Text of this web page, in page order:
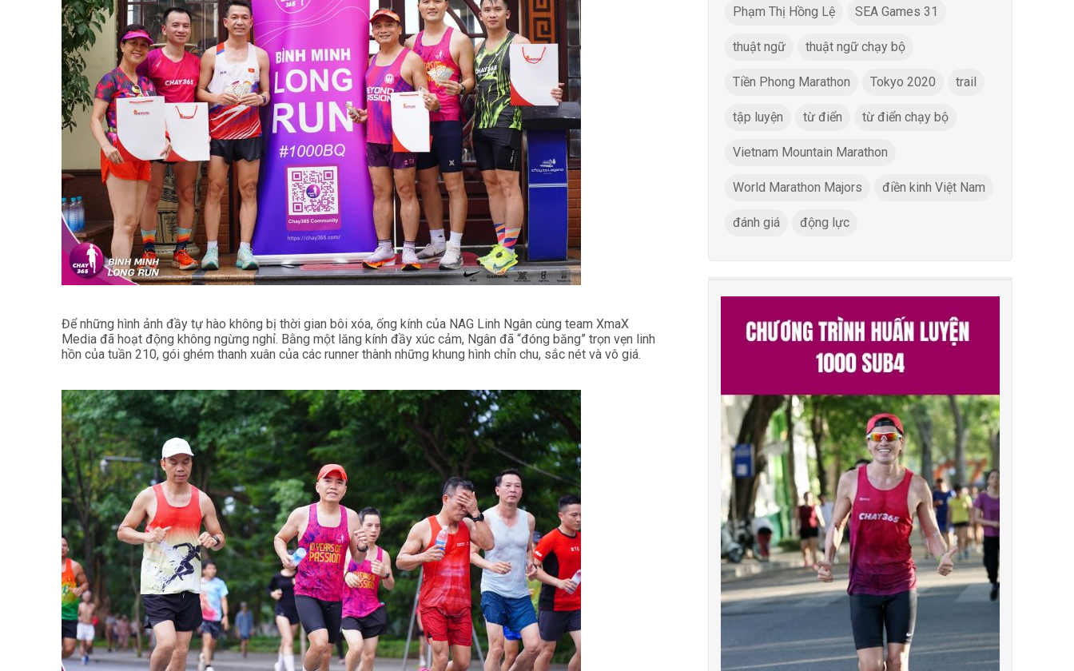
Phạm Thị Hồng Lệ SEA Games 31
thuật ngữ thuật ngữ chạy bộ
Tiền Phong Marathon Tokyo 2020 trail
tập luyện từ điển từ điển chạy bộ
Vietnam Mountain Marathon
World Marathon Majors điền kinh Việt Nam
đánh giá động lực
Để những hình ảnh đầy tự hào không bị thời gian bôi xóa, ống kính của NAG Linh Ngân cùng team XmaX
Media đã hoạt động không ngừng nghỉ. Bằng một lăng kính đầy xúc cảm, Ngân đã “đóng băng” trọn vẹn linh
hồn của tuần 210, gói ghém thanh xuân của các runner thành những khung hình chỉn chu, sắc nét và vô giá.